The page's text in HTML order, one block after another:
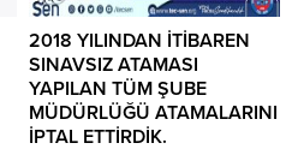
anlayış olarak BASK
konfederasyonu ile aynı amaçlar
için mücadele ettiklerini belirterek
“Bağımsız Kamu Görevlileri
Sendikaları Konfederasyonunun,
yirmi yıllık tecrübesi ile TEÇ-
2018 YILINDAN İTİBAREN
SINAVSIZ ATAMASI
YAPILAN TÜM ŞUBE
MÜDÜRLÜĞÜ ATAMALARINI
İPTAL ETTİRDİK.